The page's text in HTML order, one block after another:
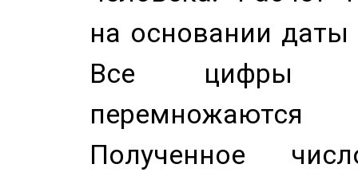
на основании
Все цифры
Полученное